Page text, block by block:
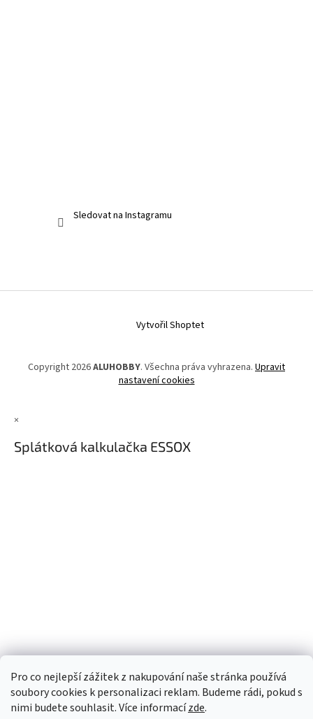
Pro co nejlepší zážitek z nakupování naše stránka používá
soubory cookies k personalizaci reklam. Budeme rádi, pokud s
nimi budete souhlasit. Více informacízde.
Sledovat na Instagramu
Vytvořil Shoptet
Copyright 2026ALUHOBBY. Všechna práva vyhrazena. Upravit
nastavení cookies
×
Splátková kalkulačka ESSOX